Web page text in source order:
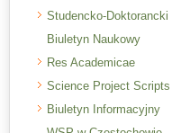
Studencko-Doktorancki
Biuletyn Naukowy
Res Academicae
Science Project Scripts
Biuletyn Informacyjny